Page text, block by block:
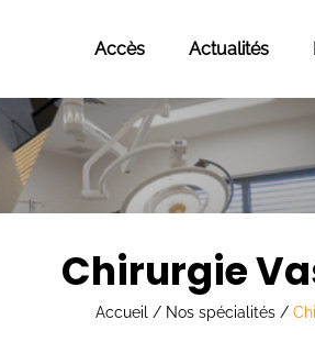
Accès Actualités
Chirurgie
Accueil / Nos spécialités/